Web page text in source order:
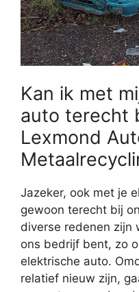
Kan ik met
auto terecht
Lexmond
Jazeker, ook met je
gewoon terecht bij
diverse redenen zijn
ons bedrijf bent, zo
elektrische auto.
relatief nieuw zijn,